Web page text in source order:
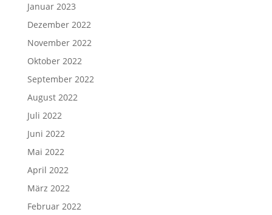
Januar 2023
Dezember 2022
November 2022
Oktober 2022
September 2022
August 2022
Juli 2022
Juni 2022
Mai 2022
April 2022
März 2022
Februar 2022